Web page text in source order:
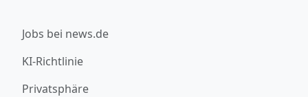
Jobs bei news.de
KI-Richtlinie
Privatsphäre